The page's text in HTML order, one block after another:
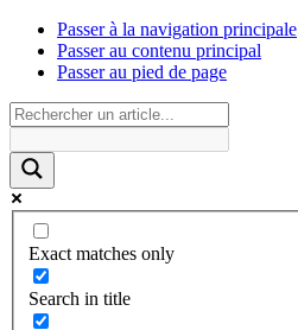
Passer à la navigation principale
Passer au contenu principal
Passer au pied de page
Exact matches only
Search in title